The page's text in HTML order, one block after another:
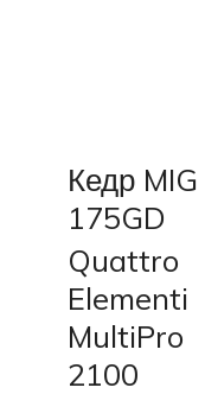
Кедр MIG
175GD
Quattro
Elementi
MultiPro
2100